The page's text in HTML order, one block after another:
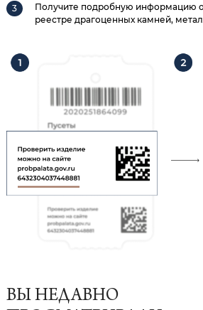
Получите подробную информацию
реестре драгоценных камней,
ВЫ НЕДАВНО